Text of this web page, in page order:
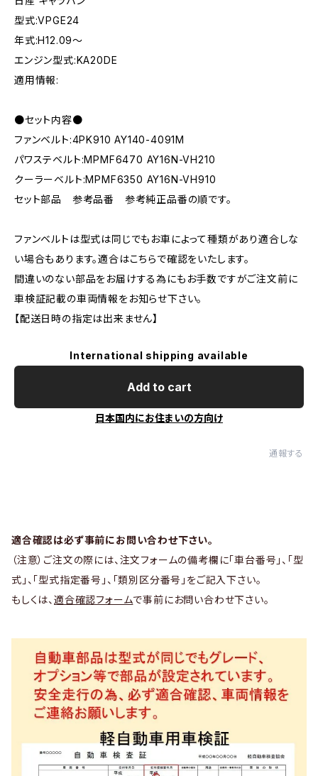
型式:VPGE24
年式:H12.09～
エンジン型式:KA20DE
適用情報:
●セット内容●
ファンベルト:4PK910 AY140-4091M
パワステベルト:MPMF6470 AY16N-VH210
クーラーベルト:MPMF6350 AY16N-VH910
セット部品 参考品番 参考純正品番の順です。
ファンベルトは型式は同じでもお車によって種類があり適合しな
い場合もあります。適合はこちらで確認をいたします。
間違いのない部品をお届けする為にもお手数ですがご注文前に
車検証記載の車両情報をお知らせ下さい。
【配送日時の指定は出来ません】
International shipping available
Add to cart
日本国内にお住まいの方向け
通報する
適合確認は必ず事前にお問い合わせ下さい。
（注意）ご注文の際には、注文フォームの備考欄に「車台番号」、「型
式」、「型式指定番号」、「類別区分番号」をご記入下さい。
もしくは、 適合確認フォームで事前にお問い合わせ下さい。